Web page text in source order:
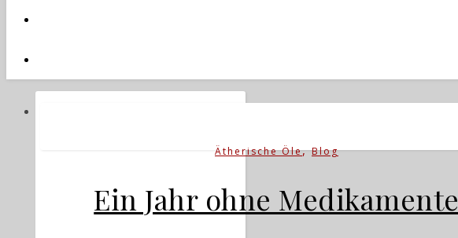
Ätherische Öle,Blog
Ein Jahr ohne Medikamente